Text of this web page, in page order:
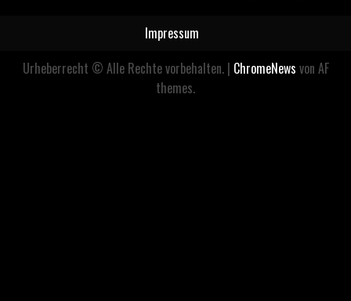
Impressum
Urheberrecht © Alle Rechte vorbehalten. | ChromeNews von AF
themes.